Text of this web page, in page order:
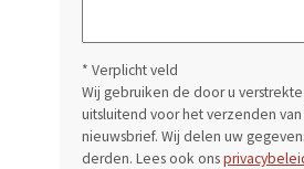
* Verplicht veld
Wij gebruiken de door u
uitsluitend voor het verzenden van
nieuwsbrief. Wij delen uw
derden. Lees ook ons